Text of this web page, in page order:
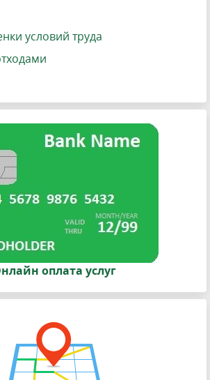
условий труда
оплата услуг